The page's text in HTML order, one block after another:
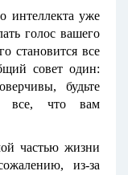
интеллекта уже
голос вашего
становится все
совет один:
будьте
все, что вам
частью жизни
из-за